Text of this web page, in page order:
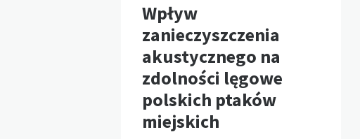
Wpływ
zanieczyszczenia
akustycznego na
zdolności lęgowe
polskich ptaków
miejskich